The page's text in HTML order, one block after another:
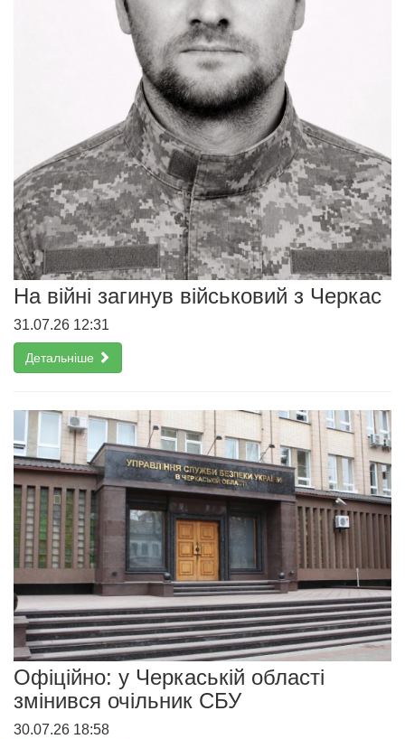
На війні загинув військовий з Черкас
31.07.26 12:31
Детальніше
Офіційно: у Черкаській області
змінився очільник СБУ
30.07.26 18:58